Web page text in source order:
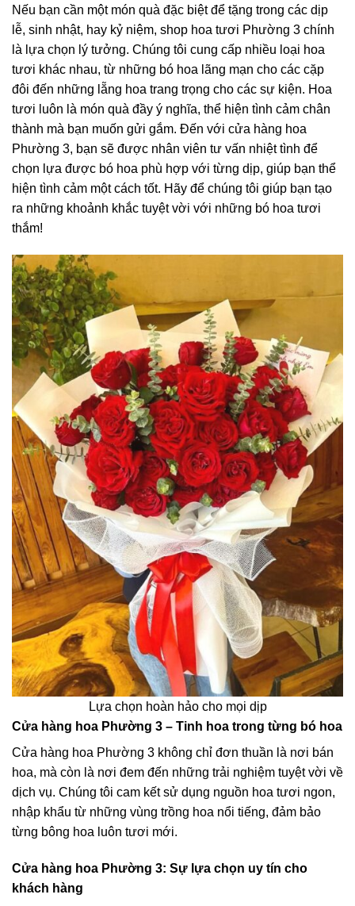
Nếu bạn cần một món quà đặc biệt để tặng trong các dịp
lễ, sinh nhật, hay kỷ niệm, shop hoa tươi Phường 3 chính
là lựa chọn lý tưởng. Chúng tôi cung cấp nhiều loại hoa
tươi khác nhau, từ những bó hoa lãng mạn cho các cặp
đôi đến những lẵng hoa trang trọng cho các sự kiện. Hoa
tươi luôn là món quà đầy ý nghĩa, thể hiện tình cảm chân
thành mà bạn muốn gửi gắm. Đến với cửa hàng hoa
Phường 3, bạn sẽ được nhân viên tư vấn nhiệt tình để
chọn lựa được bó hoa phù hợp với từng dịp, giúp bạn thể
hiện tình cảm một cách tốt. Hãy để chúng tôi giúp bạn tạo
ra những khoảnh khắc tuyệt vời với những bó hoa tươi
thắm!
Lựa chọn hoàn hảo cho mọi dịp
Cửa hàng hoa Phường 3 – Tinh hoa trong từng bó hoa
Cửa hàng hoa Phường 3 không chỉ đơn thuần là nơi bán
hoa, mà còn là nơi đem đến những trải nghiệm tuyệt vời về
dịch vụ. Chúng tôi cam kết sử dụng nguồn hoa tươi ngon,
nhập khẩu từ những vùng trồng hoa nổi tiếng, đảm bảo
từng bông hoa luôn tươi mới.
Cửa hàng hoa Phường 3: Sự lựa chọn uy tín cho
khách hàng